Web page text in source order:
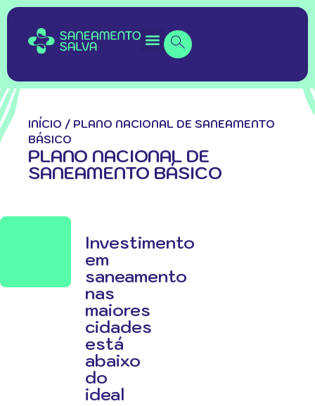
INÍCIO / PLANO NACIONAL DE SANEAMENTO
BÁSICO
PLANO NACIONAL DE
SANEAMENTO BÁSICO
Investimento
em
saneamento
nas
maiores
cidades
está
abaixo
do
ideal